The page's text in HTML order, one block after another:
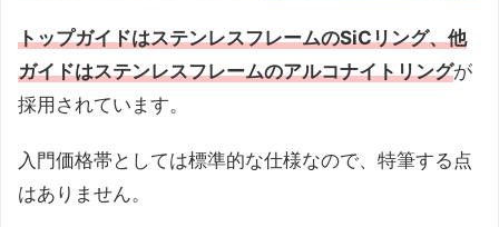
トップガイドはステンレスフレームのSiCリング、他
ガイドはステンレスフレームのアルコナイトリングが
採用されています。
入門価格帯としては標準的な仕様なので、特筆する点
はありません。